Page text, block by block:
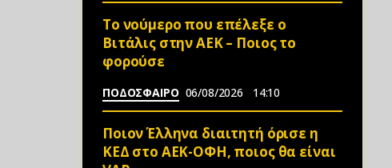
Το νούμερο που επέλεξε ο
Βιτάλις στην ΑΕΚ – Ποιος το
φορούσε
ΠΟΔΟΣΦΑΙΡΟ 06/08/2026 14:10
Ποιον Έλληνα διαιτητή όρισε η
ΚΕΔ στο ΑΕΚ-ΟΦΗ, ποιος θα είναι